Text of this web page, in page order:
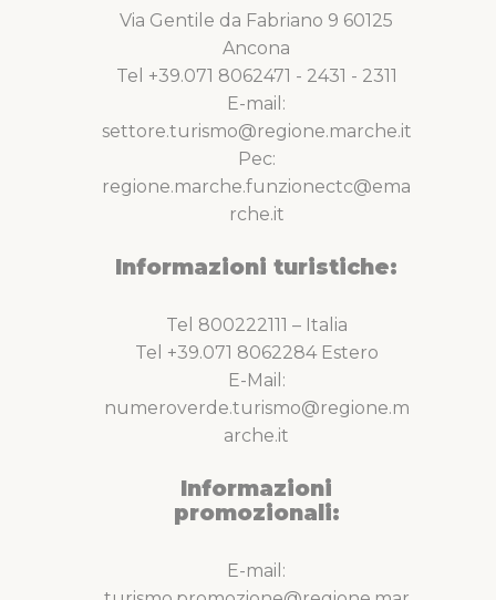
Via Gentile da Fabriano 9 60125
Ancona
Tel +39.071 8062471 - 2431 - 2311
E-mail:
settore.turismo@regione.marche.it
Pec:
regione.marche.funzionectc@ema
rche.it
Informazioni turistiche:
Tel 800222111 – Italia
Tel +39.071 8062284 Estero
E-Mail:
numeroverde.turismo@regione.m
arche.it
Informazioni
promozionali:
E-mail: